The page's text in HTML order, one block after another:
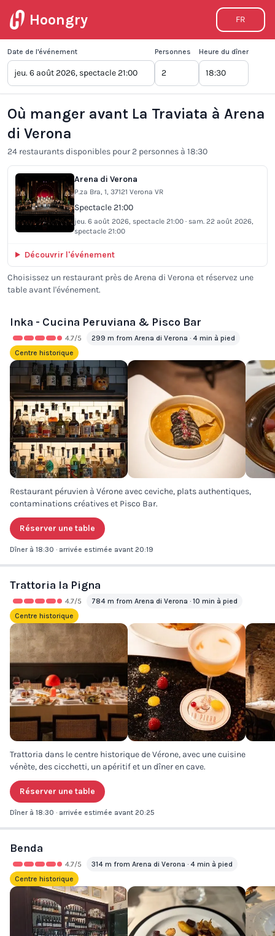
Hoongry FR
Date de l'événement Personnes Heure du dîner
Où manger avant La Traviata à Arena
di Verona
24 restaurants disponibles pour 2 personnes à 18:30
Arena di Verona
P.za Bra, 1, 37121 Verona VR
Spectacle 21:00
jeu. 6 août 2026, spectacle 21:00 · sam. 22 août 2026,
spectacle 21:00
Découvrir l'événement
Choisissez un restaurant près de Arena di Verona et réservez une
table avant l'événement.
Inka - Cucina Peruviana & Pisco Bar
4.7/5
299 m from Arena di Verona · 4 min à pied
Centre historique
Restaurant péruvien à Vérone avec ceviche, plats authentiques,
contaminations créatives et Pisco Bar.
Réserver une table
Dîner à 18:30 · arrivée estimée avant 20:19
Trattoria la Pigna
4.7/5
784 m from Arena di Verona · 10 min à pied
Centre historique
Trattoria dans le centre historique de Vérone, avec une cuisine
vénète, des cicchetti, un apéritif et un dîner en cave.
Réserver une table
Dîner à 18:30 · arrivée estimée avant 20:25
Benda
4.7/5
314 m from Arena di Verona · 4 min à pied
Centre historique